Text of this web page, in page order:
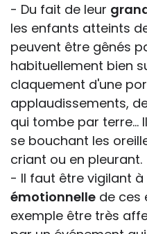
- Du fait de leur
les enfants atteints
peuvent être gênés
habituellement bien
claquement d'une
applaudissements,
qui tombe par terre...
se bouchant les
criant ou en pleurant.
- Il faut être vigilant
émotionnelle de ces
exemple être très